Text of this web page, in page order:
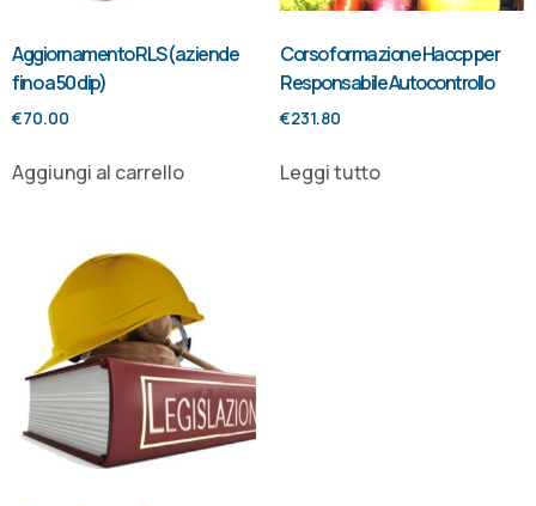
Aggiornamento RLS (aziende
fino a 50 dip)
€70.00
Aggiungi al carrello
Corso formazione Haccp per
Responsabile Autocontrollo
€231.80
Leggi tutto